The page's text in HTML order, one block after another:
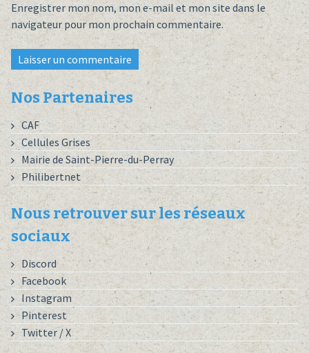
Enregistrer mon nom, mon e-mail et mon site dans le
navigateur pour mon prochain commentaire.
Nos Partenaires
CAF
Cellules Grises
Mairie de Saint-Pierre-du-Perray
Philibertnet
Nous retrouver sur les réseaux
sociaux
Discord
Facebook
Instagram
Pinterest
Twitter / X